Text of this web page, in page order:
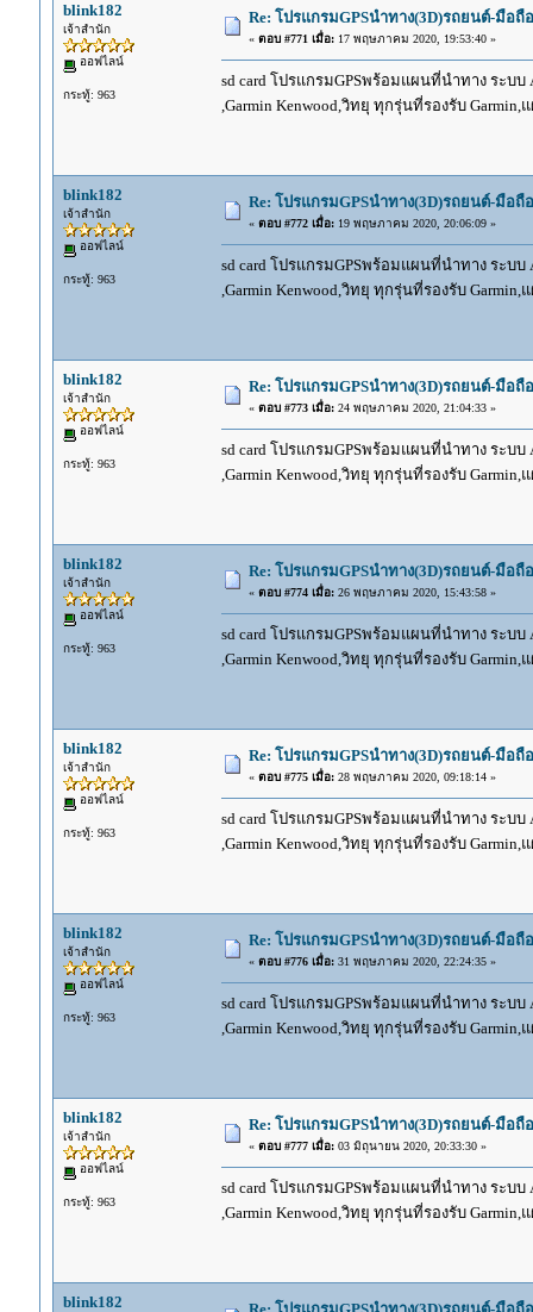
blink182
เจ้าสำนัก
ออฟไลน์
กระทู้: 963
Re: โปรแกรมGPSนำทาง(3D)รถยนต์-มือ
« ตอบ #771 เมื่อ:17 พฤษภาคม 2020, 19:53:40 »
sd card โปรแกรมGPSพร้อมแผนที่นำทาง ระบบ
,Garmin Kenwood,วิทยุ ทุกรุ่นที่รองรับ
blink182
เจ้าสำนัก
ออฟไลน์
กระทู้: 963
Re: โปรแกรมGPSนำทาง(3D)รถยนต์-มือ
« ตอบ #772 เมื่อ:19 พฤษภาคม 2020, 20:06:09 »
sd card โปรแกรมGPSพร้อมแผนที่นำทาง ระบบ
,Garmin Kenwood,วิทยุ ทุกรุ่นที่รองรับ
blink182
เจ้าสำนัก
ออฟไลน์
กระทู้: 963
Re: โปรแกรมGPSนำทาง(3D)รถยนต์-มือ
« ตอบ #773 เมื่อ:24 พฤษภาคม 2020, 21:04:33 »
sd card โปรแกรมGPSพร้อมแผนที่นำทาง ระบบ
,Garmin Kenwood,วิทยุ ทุกรุ่นที่รองรับ
blink182
เจ้าสำนัก
ออฟไลน์
กระทู้: 963
Re: โปรแกรมGPSนำทาง(3D)รถยนต์-มือ
« ตอบ #774 เมื่อ:26 พฤษภาคม 2020, 15:43:58 »
sd card โปรแกรมGPSพร้อมแผนที่นำทาง ระบบ
,Garmin Kenwood,วิทยุ ทุกรุ่นที่รองรับ
blink182
เจ้าสำนัก
ออฟไลน์
กระทู้: 963
Re: โปรแกรมGPSนำทาง(3D)รถยนต์-มือ
« ตอบ #775 เมื่อ:28 พฤษภาคม 2020, 09:18:14 »
sd card โปรแกรมGPSพร้อมแผนที่นำทาง ระบบ
,Garmin Kenwood,วิทยุ ทุกรุ่นที่รองรับ
blink182
เจ้าสำนัก
ออฟไลน์
กระทู้: 963
Re: โปรแกรมGPSนำทาง(3D)รถยนต์-มือ
« ตอบ #776 เมื่อ:31 พฤษภาคม 2020, 22:24:35 »
sd card โปรแกรมGPSพร้อมแผนที่นำทาง ระบบ
,Garmin Kenwood,วิทยุ ทุกรุ่นที่รองรับ
blink182
เจ้าสำนัก
ออฟไลน์
กระทู้: 963
Re: โปรแกรมGPSนำทาง(3D)รถยนต์-มือ
« ตอบ #777 เมื่อ:03 มิถุนายน 2020, 20:33:30 »
sd card โปรแกรมGPSพร้อมแผนที่นำทาง ระบบ
,Garmin Kenwood,วิทยุ ทุกรุ่นที่รองรับ
blink182